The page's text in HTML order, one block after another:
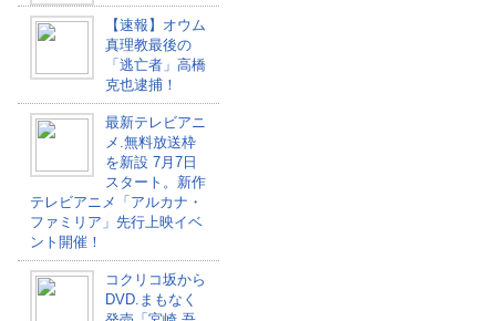
【速報】オウム
真理教最後の
「逃亡者」高橋
克也逮捕！
最新テレビアニ
メ.無料放送枠
を新設 7月7日
スタート。新作
テレビアニメ「アルカナ・
ファミリア」先行上映イベ
ント開催！
コクリコ坂から
DVD.まもなく